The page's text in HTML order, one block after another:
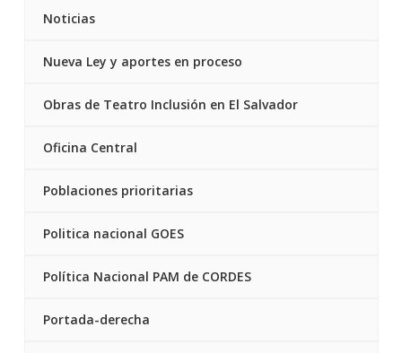
Noticias
Nueva Ley y aportes en proceso
Obras de Teatro Inclusión en El Salvador
Oficina Central
Poblaciones prioritarias
Politica nacional GOES
Política Nacional PAM de CORDES
Portada-derecha